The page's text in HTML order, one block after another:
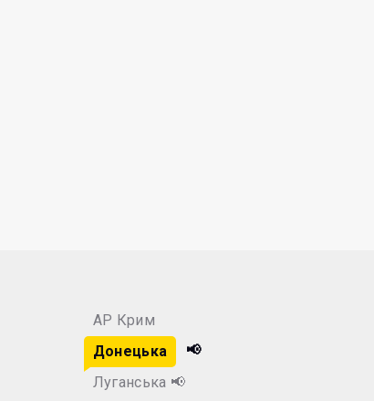
АР Крим
Донецька
📢
Луганська 📢